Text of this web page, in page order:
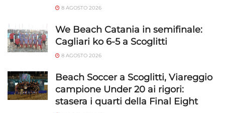
8 AGOSTO 2026
We Beach Catania in semifinale:
Cagliari ko 6-5 a Scoglitti
8 AGOSTO 2026
Beach Soccer a Scoglitti, Viareggio
campione Under 20 ai rigori:
stasera i quarti della Final Eight